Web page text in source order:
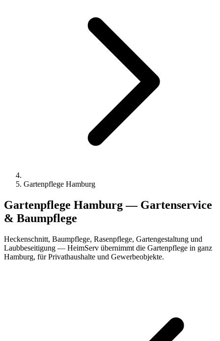
Gartenpflege Hamburg
Gartenpflege Hamburg — Gartenservice
& Baumpflege
Heckenschnitt, Baumpflege, Rasenpflege, Gartengestaltung und
Laubbeseitigung — HeimServ übernimmt die Gartenpflege in ganz
Hamburg, für Privathaushalte und Gewerbeobjekte.